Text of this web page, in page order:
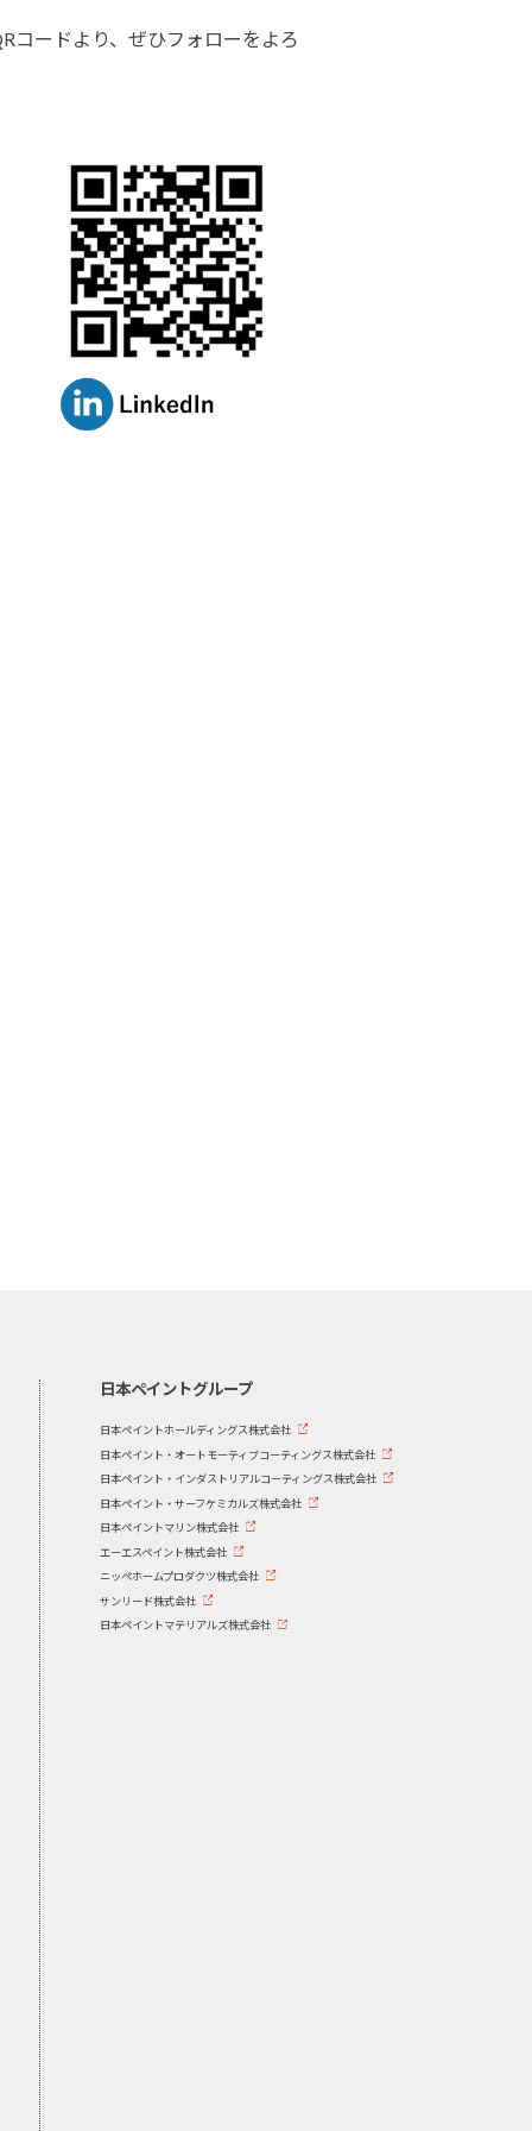
コードより、ぜひフォローをよろ
日本ペイントグループ
日本ペイントホールディングス株式会社
日本ペイント・オートモーティブコーティングス株式会社
日本ペイント・インダストリアルコーティングス株式会社
日本ペイント・サーフケミカルズ株式会社
日本ペイントマリン株式会社
エーエスペイント株式会社
ニッペホームプロダクツ株式会社
サンリード株式会社
日本ペイントマテリアルズ株式会社